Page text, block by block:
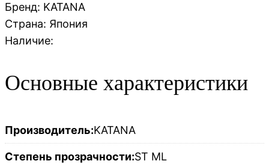
Бренд: KATANA
Страна: Япония
Наличие:
Основные характеристики
Производитель:KATANA
Степень прозрачности:ST ML